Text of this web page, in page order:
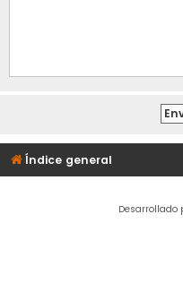
Índice general
Desarrollado